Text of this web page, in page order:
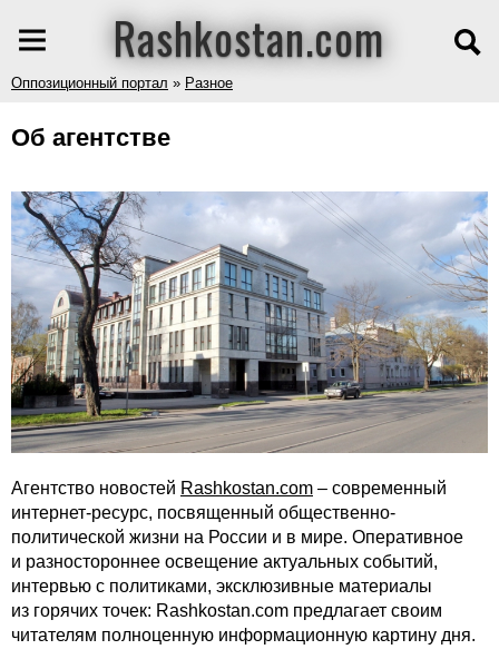
Rashkostan.com
Оппозиционный портал » Разное
Об агентстве
Агентство новостей Rashkostan.com – современный
интернет-ресурс, посвященный общественно-
политической жизни на России и в мире. Оперативное
и разностороннее освещение актуальных событий,
интервью с политиками, эксклюзивные материалы
из горячих точек: Rashkostan.com предлагает своим
читателям полноценную информационную картину дня.